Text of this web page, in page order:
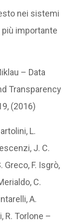
nei sistemi
più importante
– Data
Transparency
(2016)
L.
J. C.
Greco, F. Isgrò,
C.
A.
R. Torlone –